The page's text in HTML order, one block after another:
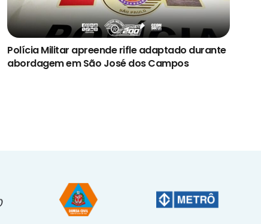
Polícia Militar apreende rifle adaptado durante
abordagem em São José dos Campos